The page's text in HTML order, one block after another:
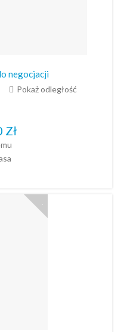
negocjacji
Pokaż odległość
Zł